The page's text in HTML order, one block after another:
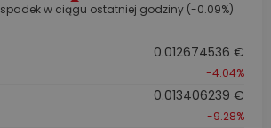
spadek w ciągu ostatniej godziny (-0.09%)
0.012674536 €
-4.04%
0.013406239 €
-9.28%